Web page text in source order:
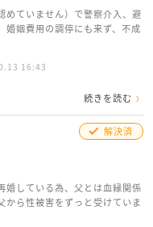
めていません）で警察介入、避
婚姻費用の調停にも来ず、不成
16:43
続きを読む
解決済
婚している為、父とは血縁関係
から性被害をずっと受けていま